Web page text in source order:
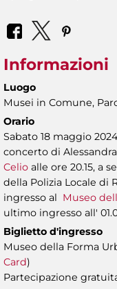
Informazioni
Luogo
Musei in Comune,
Orario
Sabato 18 maggio 2024
concerto di
Celio alle ore 20.15, a
della Polizia Locale di
ingresso al Museo
ultimo ingresso all'
Biglietto d'ingresso
Museo della Forma
Card)
Partecipazione